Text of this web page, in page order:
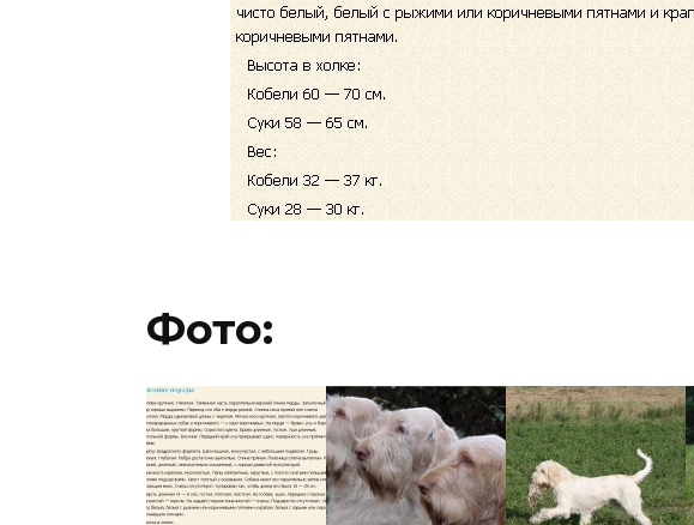
Фото: